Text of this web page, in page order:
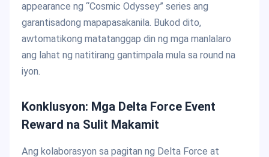
appearance ng “Cosmic Odyssey” series ang
garantisadong mapapasakanila. Bukod dito,
awtomatikong matatanggap din ng mga manlalaro
ang lahat ng natitirang gantimpala mula sa round na
iyon.
Konklusyon: Mga Delta Force Event
Reward na Sulit Makamit
Ang kolaborasyon sa pagitan ng Delta Force at